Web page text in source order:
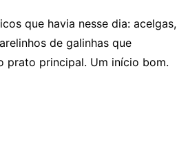
que havia nesse dia: acelgas,
de galinhas que
prato principal. Um início bom.